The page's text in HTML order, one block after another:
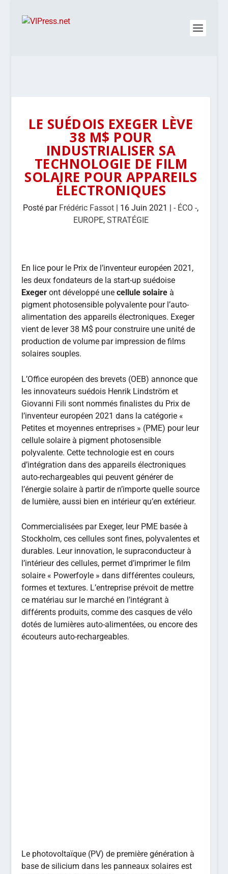
LE SUÉDOIS EXEGER LÈVE
38 M$ POUR
INDUSTRIALISER SA
TECHNOLOGIE DE FILM
SOLAIRE POUR APPAREILS
ÉLECTRONIQUES
Posté par Frédéric Fassot | 16 Juin 2021 |- ÉCO -,
EUROPE, STRATÉGIE
En lice pour le Prix de l’inventeur européen 2021,
les deux fondateurs de la start-up suédoise
Exeger ont développé unecellule solaire à
pigment photosensible polyvalente pour l’auto-
alimentation des appareils électroniques. Exeger
vient de lever 38 M$ pour construire une unité de
production de volume par impression de films
solaires souples.
L’Office européen des brevets (OEB) annonce que
les innovateurs suédois Henrik Lindström et
Giovanni Fili sont nommés finalistes du Prix de
l’inventeur européen 2021 dans la catégorie «
Petites et moyennes entreprises » (PME) pour leur
cellule solaire à pigment photosensible
polyvalente. Cette technologie est en cours
d’intégration dans des appareils électroniques
auto-rechargeables qui peuvent générer de
l’énergie solaire à partir de n’importe quelle source
de lumière, aussi bien en intérieur qu’en extérieur.
Commercialisées par Exeger, leur PME basée à
Stockholm, ces cellules sont fines, polyvalentes et
durables. Leur innovation, le supraconducteur à
l’intérieur des cellules, permet d’imprimer le film
solaire « Powerfoyle » dans différentes couleurs,
formes et textures. L’entreprise prévoit de mettre
ce matériau sur le marché en l’intégrant à
différents produits, comme des casques de vélo
dotés de lumières auto-alimentées, ou encore des
écouteurs auto-rechargeables.
Le photovoltaïque (PV) de première génération à
base de silicium dans les panneaux solaires est